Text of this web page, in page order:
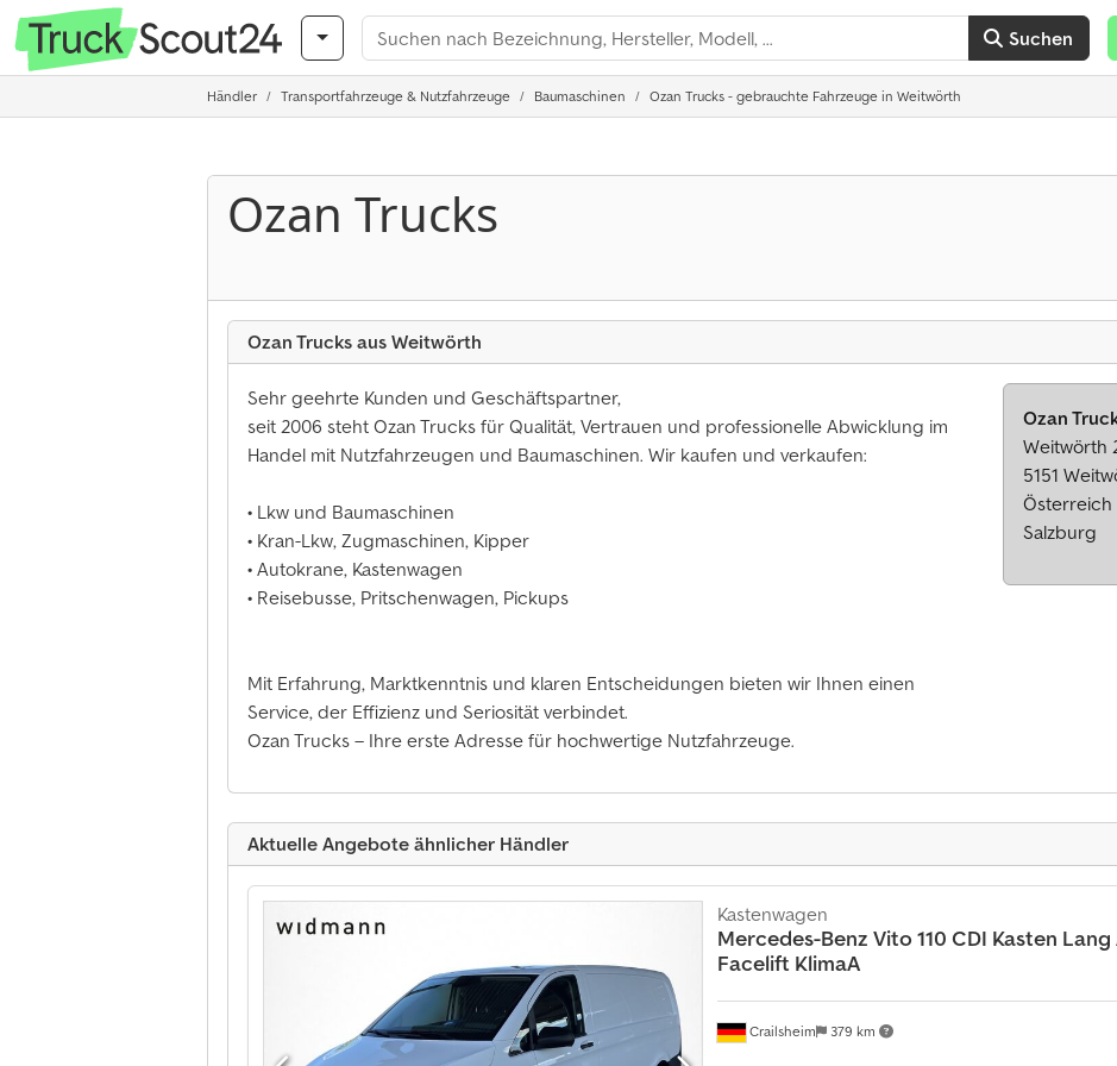
Suchen
Händler Transportfahrzeuge & Nutzfahrzeuge Baumaschinen Ozan Trucks - gebrauchte Fahrzeuge in Weitwörth
Ozan Trucks
Ozan Trucks aus Weitwörth
Sehr geehrte Kunden und Geschäftspartner,
seit 2006 steht Ozan Trucks für Qualität, Vertrauen und professionelle Abwicklung im
Handel mit Nutzfahrzeugen und Baumaschinen. Wir kaufen und verkaufen:
• Lkw und Baumaschinen
• Kran-Lkw, Zugmaschinen, Kipper
• Autokrane, Kastenwagen
• Reisebusse, Pritschenwagen, Pickups
Mit Erfahrung, Marktkenntnis und klaren Entscheidungen bieten wir Ihnen einen
Service, der Effizienz und Seriosität verbindet.
Ozan Trucks – Ihre erste Adresse für hochwertige Nutzfahrzeuge.
Ozan
Weitwörth
5151
Österreich
Salzburg
Aktuelle Angebote ähnlicher Händler
Crailsheim 379 km
Kastenwagen
Mercedes-Benz Vito 110 CDI Kasten Lang
Facelift KlimaA